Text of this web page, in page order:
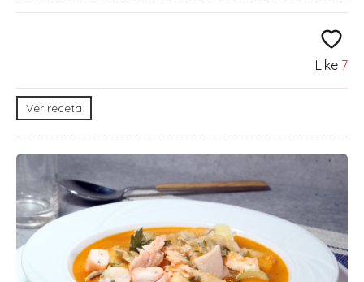
Like 7
Ver receta